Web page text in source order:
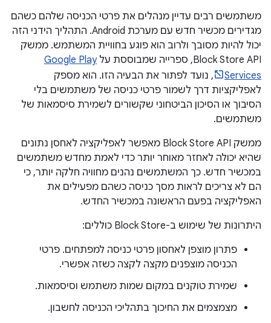
משתמשים רבים עדיין מנהלים את פרטי הכניסה שלהם כשהם
מגדירים מכשיר חדש עם מערכת Android. התהליך הידני הזה
יכול להיות מסובך ולרוב הוא פוגע בחוויית המשתמש. ממשק
Block Store API, ספרייה שמבוססת על
Google Play
Services
, נועד לפתור את הבעיה הזו. הוא מספק
לאפליקציות דרך לשמור פרטי כניסה של משתמשים בלי
הסיבוך או הסיכון הביטחוני שקשורים לשמירת סיסמאות של
משתמשים.
ממשק Block Store API מאפשר לאפליקציה לאחסן נתונים
שהיא יכולה לאחזר מאוחר יותר כדי לאמת מחדש משתמשים
במכשיר חדש. כך המשתמשים נהנים מחוויה חלקה יותר, כי
הם לא צריכים לראות מסך כניסה כשהם מפעילים את
האפליקציה בפעם הראשונה במכשיר החדש.
היתרונות של שימוש ב-Block Store כוללים:
פתרון מוצפן לאחסון פרטי כניסה למפתחים. פרטי
הכניסה מוצפנים מקצה לקצה כשזה אפשרי.
שמירת טוקנים במקום שמות משתמש וסיסמאות.
מצמצמים את החיכוך בתהליכי הכניסה לחשבון.